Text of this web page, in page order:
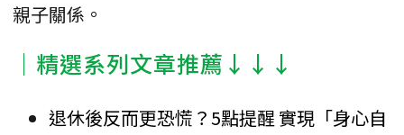
親子關係。
│精選系列文章推薦↓↓↓
退休後反而更恐慌？5點提醒 實現「身心自